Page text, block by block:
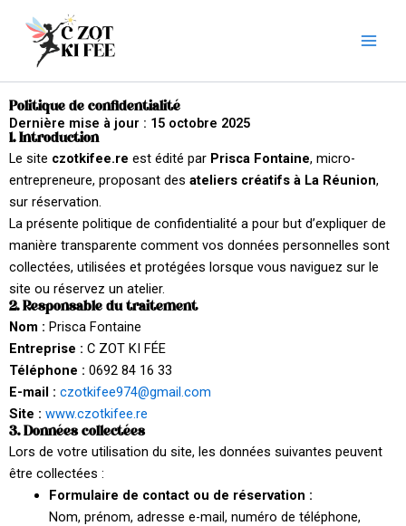
contenu
Politique de confidentialité
Dernière mise à jour : 15 octobre 2025
1. Introduction
Le site czotkifee.re est édité par Prisca Fontaine, micro-
entrepreneure, proposant des ateliers créatifs à La Réunion,
sur réservation.
La présente politique de confidentialité a pour but d’expliquer de
manière transparente comment vos données personnelles sont
collectées, utilisées et protégées lorsque vous naviguez sur le
site ou réservez un atelier.
2. Responsable du traitement
Nom : Prisca Fontaine
Entreprise : C ZOT KI FÉE
Téléphone : 0692 84 16 33
E-mail : czotkifee974@gmail.com
Site : www.czotkifee.re
3. Données collectées
Lors de votre utilisation du site, les données suivantes peuvent
être collectées :
Formulaire de contact ou de réservation :
Nom, prénom, adresse e-mail, numéro de téléphone,